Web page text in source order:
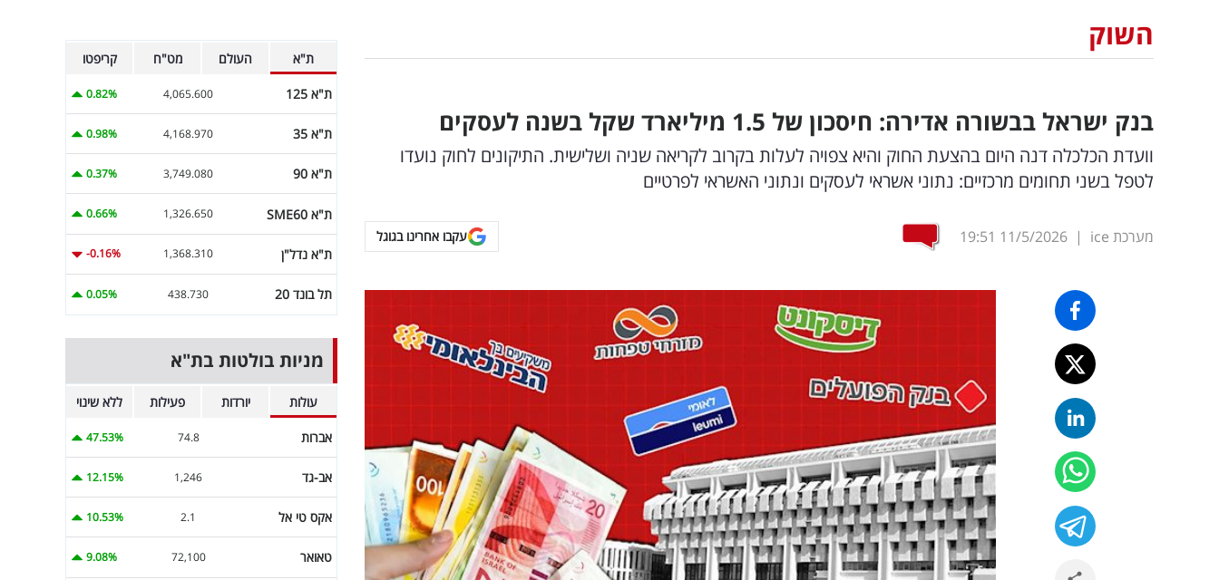
השוק
בנק ישראל בבשורה אדירה: חיסכון של 1.5 מיליארד שקל בשנה לעסקים
וועדת הכלכלה דנה היום בהצעת החוק והיא צפויה לעלות בקרוב לקריאה שניה ושלישית. התיקונים לחוק נועדו
לטפל בשני תחומים מרכזיים: נתוני אשראי לעסקים ונתוני האשראי לפרטיים
מערכת ice |
11/5/2026
19:51 עקבו אחרינו בגוגל
ת"א העולם מט"ח קריפטו
ת"א 125 4,065.600
0.82%
ת"א 35 4,168.970
0.98%
ת"א 90 3,749.080
0.37%
ת"א SME60 1,326.650
0.66%
ת"א נדל"ן 1,368.310
-0.16%
תל בונד 20 438.730
0.05%
מניות בולטות בת"א
עולות יורדות פעילות ללא שינוי
אברות 74.8
47.53%
אב-גד 1,246
12.15%
אקס טי אל 2.1
10.53%
טאואר 72,100
9.08%